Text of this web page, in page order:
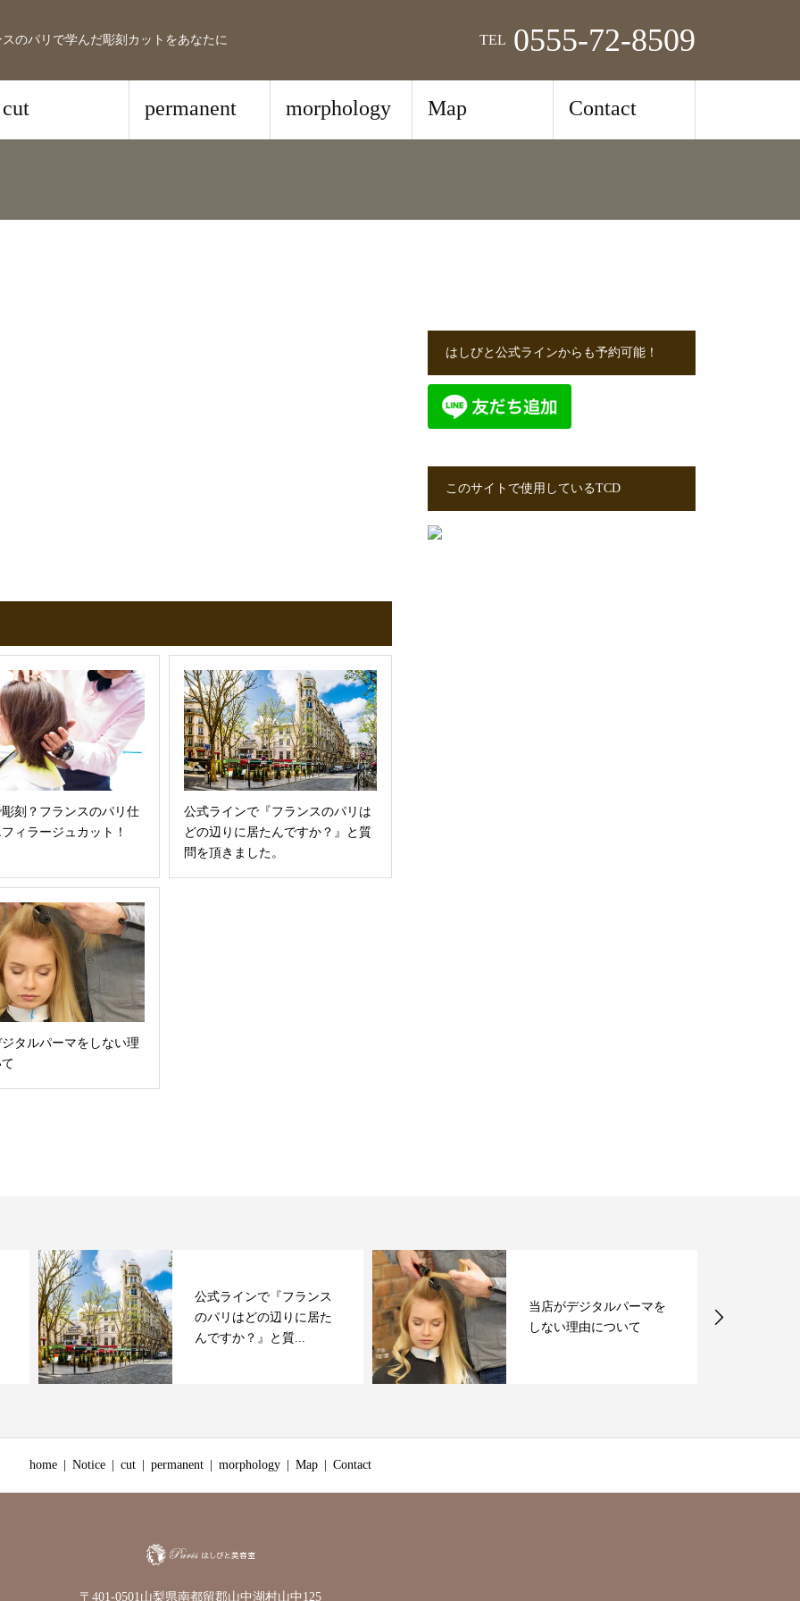
のパリで学んだ彫刻カットをあなたに TEL 0555-72-8509
cut permanent morphology Map Contact
刻？フランスのパリ仕
ィラージュカット！
公式ラインで『フランスのパリは
どの辺りに居たんですか？』と質
問を頂きました。
タルパーマをしない理
はしびと公式ラインからも予約可能！
このサイトで使用しているTCD
公式ラインで『フランス
のパリはどの辺りに居た
んですか？』と質...
当店がデジタルパーマを
しない理由について
home Notice cut permanent morphology Map Contact
〒401-0501山梨県南都留郡山中湖村山中125